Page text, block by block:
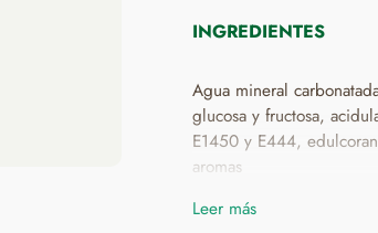
INGREDIENTES
Agua mineral
glucosa y fructosa,
E1450 y E444,
aromas
Leer más